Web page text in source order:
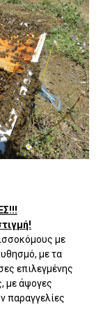
με
με τα
επιλεγμένης
με άψογες
παραγγελίες